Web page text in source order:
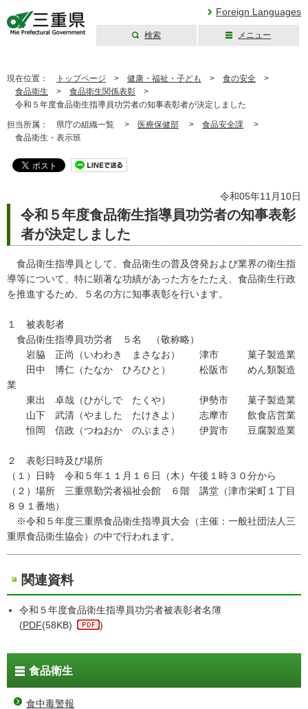
Foreign Languages
検索 メニュー
現在位置： トップページ > 健康・福祉・子ども > 食の安全 >
食品衛生 > 食品衛生関係表彰 >
令和５年度食品衛生指導員功労者の知事表彰者が決定しました
担当所属： 県庁の組織一覧 > 医療保健部 > 食品安全課 >
食品衛生・表示班
令和05年11月10日
令和５年度食品衛生指導員功労者の知事表彰
者が決定しました
食品衛生指導員として、食品衛生の普及啓発および業界の衛生指
導等について、特に顕著な功績があった方をたたえ、食品衛生行政
を推進するため、５名の方に知事表彰を行います。
１ 被表彰者
食品衛生指導員功労者 ５名 （敬称略）
岩脇 正尚（いわわき まさなお） 津市 菓子製造業
田中 博仁（たなか ひろひと） 松阪市 めん類製造
業
東出 卓哉（ひがしで たくや） 伊勢市 菓子製造業
山下 武清（やました たけきよ） 志摩市 飲食店営業
恒岡 信政（つねおか のぶまさ） 伊賀市 豆腐製造業
２ 表彰日時及び場所
（１）日時 令和５年１１月１６日（木）午後１時３０分から
（２）場所 三重県勤労者福祉会館 ６階 講堂（津市栄町１丁目
８９１番地）
※令和５年度三重県食品衛生指導員大会（主催：一般社団法人三
重県食品衛生協会）の中で行われます。
関連資料
令和５年度食品衛生指導員功労者被表彰者名簿
(PDF(58KB) )
食品衛生
食中毒警報